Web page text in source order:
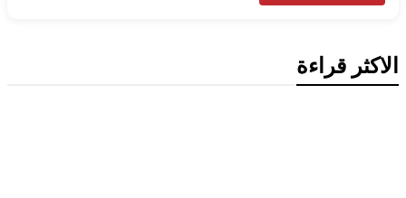
الاكثر قراءة